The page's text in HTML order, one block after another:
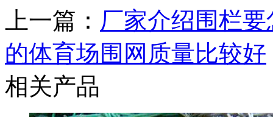
上一篇： 厂家介绍围栏
的体育场围网质量比较好
相关产品